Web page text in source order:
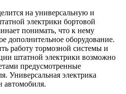
на универсальную и
электрики бортовой
понимать, что к нему
дополнительное оборудование.
работу тормозной системы и
штатной электрики возможно
предусмотренные
Универсальная электрика
автомобиля.